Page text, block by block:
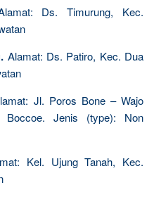
Ds. Timurung, Kec.
Alamat: Ds. Patiro, Kec. Dua
Jl. Poros Bone – Wajo
Jenis (type): Non
Kel. Ujung Tanah, Kec.